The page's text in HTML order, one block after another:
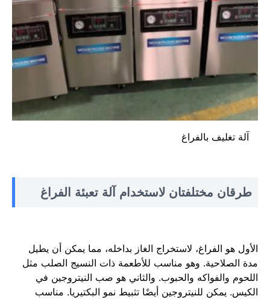
آلة تغليف بالفراغ
طرقان مختلفتان لاستخدام آلة تعبئة الفراغ
الأول هو الفراغ، لاستخراج الغاز بداخله، مما يمكن أن يطيل
مدة الصلاحية. وهو مناسب للأطعمة ذات النسيج الصلب مثل
اللحوم والفواكه والحبوب. والثاني هو صب النيتروجين في
الكيس. يمكن للنيتروجين أيضًا تثبيط نمو البكتيريا. مناسب